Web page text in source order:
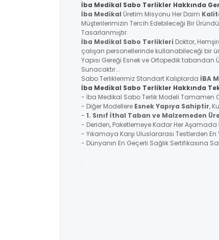
İba Medikal Sabo Terlikler Hakkında
İba Medikal Üretim Misyonu Her Daim
Müşterilerimizin Tercih Edebileceği Bir
Tasarlanmıştır.
İba Medikal Sabo Terlikleri Doktor,
çalışan personellerinde kullanabileceği bir
Yapısı Gereği Esnek ve Ortopedik
Sunacaktır...
Sabo Terliklerimiz Standart Kalıplarda İBA
İba Medikal Sabo Terlikler Hakkında
- İba Medikal Sabo Terlik Modeli Tamamen
- Diğer Modellere Esnek Yapıya Sahiptir,
- 1. Sınıf İthal Taban ve Malzemeden
- Deriden, Paketlemeye Kadar Her
- Yıkamaya Karşı Uluslararası Testlerden En
- Dünyanın En Geçerli Sağlık Sertifikasına